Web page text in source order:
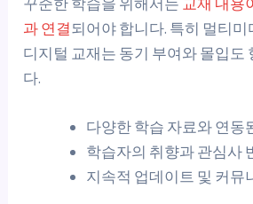
과 연결되어야 합니다. 특히 멀티
디지털 교재는 동기 부여와 몰입도
다.
다양한 학습 자료와 연동
학습자의 취향과 관심사
지속적 업데이트 및 커뮤